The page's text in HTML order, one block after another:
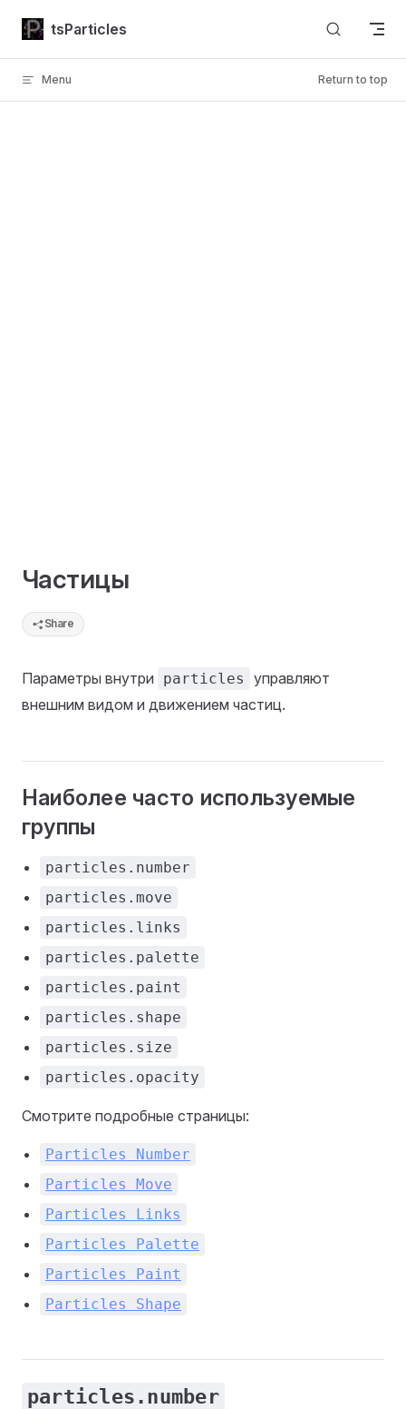
Skip to content
tsParticles
Menu Return to top
Частицы
Share
Параметры внутри particles
управляют
внешним видом и движением частиц.
Наиболее часто используемые
группы
particles.number
particles.move
particles.links
particles.palette
particles.paint
particles.shape
particles.size
particles.opacity
Смотрите подробные страницы:
Particles Number
Particles Move
Particles Links
Particles Palette
Particles Paint
Particles Shape
particles.number